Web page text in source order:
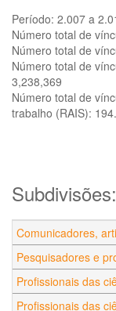
Período: 2.007 a
Número total de
Número total de
Número total de
3,238,369
Número total de
trabalho (RAIS):
Comunicadores,
Pesquisadores e
Profissionais das
Profissionais das